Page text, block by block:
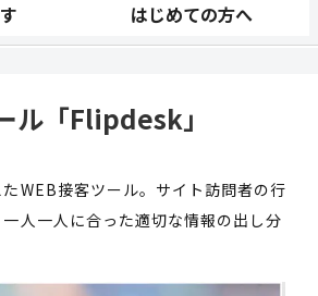
はじめての方へ
ル「Flipdesk」
WEB接客ツール。サイト訪問者の行
人一人に合った適切な情報の出し分